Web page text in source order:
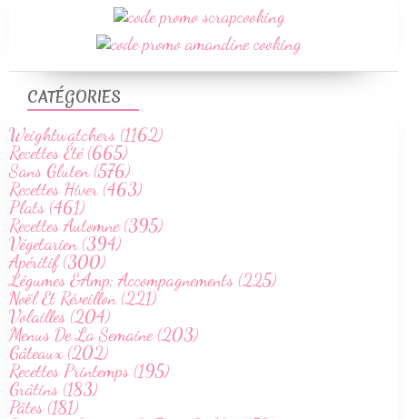
CATÉGORIES
Weightwatchers (1162)
Recettes Été (665)
Sans Gluten (576)
Recettes Hiver (463)
Plats (461)
Recettes Automne (395)
Végetarien (394)
Apéritif (300)
Légumes &Amp; Accompagnements (225)
Noël Et Réveillon (221)
Volailles (204)
Menus De La Semaine (203)
Gâteaux (202)
Recettes Printemps (195)
Grâtins (183)
Pâtes (181)